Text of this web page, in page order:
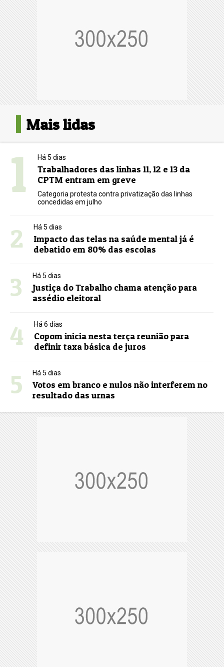
Mais lidas
1 Há 5 dias
Trabalhadores das linhas 11, 12 e 13 da
CPTM entram em greve
Categoria protesta contra privatização das linhas
concedidas em julho
2 Há 5 dias
Impacto das telas na saúde mental já é
debatido em 80% das escolas
3 Há 5 dias
Justiça do Trabalho chama atenção para
assédio eleitoral
4 Há 6 dias
Copom inicia nesta terça reunião para
definir taxa básica de juros
5 Há 5 dias
Votos em branco e nulos não interferem no
resultado das urnas